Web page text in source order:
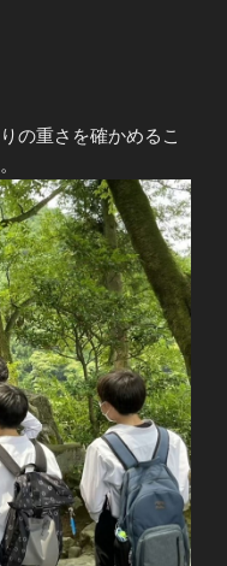
の重さを確かめるこ